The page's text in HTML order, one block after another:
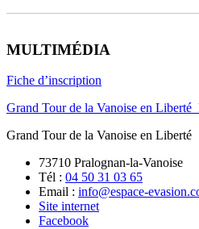
MULTIMÉDIA
Fiche d’inscription
Grand Tour de la Vanoise en
Grand Tour de la Vanoise en Liberté
73710 Pralognan-la-Vanoise
Tél : 04 50 31 03 65
Email : info@espace-
Site internet
Facebook